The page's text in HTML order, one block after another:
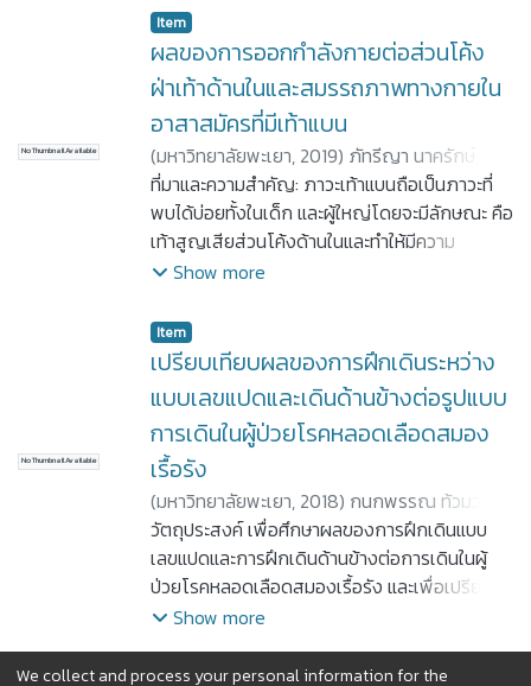
อุปกรณ์ “StepUP” อยู่ในระดับสูงมาก โดยมีค่า
ICC อยู่ระหว่าง 0.91 - 0.95 พบค่าชี้วัดการ
เปลี่ยนแปลงน้อยที่สุดของการประเมินทดสอบยก
ขาสูงสลับกันสองนาทีเท่ากับ 5.68 - 7.62 ครั้ง
สรุปผล: การทดสอบยกขาสูงสลับกันสองนาทีด้วย
อุปกรณ์ “StepUP” ในอาสาสมัครสุขภาพดีช่วง
อายุ 19 - 25 ปี เป็นการวัดที่มีความน่าเชื่อถือในการ
ประเมินซ้ำ
ทิศทาง (Multi directional reach test; MDRT)
ผลการศึกษาพบว่า กลุ่มผู้สูงอายุที่มีภาวะน้ำหนัก
เกิน และกลุ่มผู้สูงอายุที่มีภาวะอ้วน มีความสามารถ
ในการทรงตัวด้วยการเอื้อมมือทั้ง 4 ทิศทางลดลง
อย่างมีนัยสำคัญทางสถิติเมื่อเปรียบเทียบกับกลุ่ม
ผู้สูงอายุที่มีภาวะน้ำหนักตัวปกติ (p<0.05) ดังนั้น
จึงสรุปได้ว่าผู้สูงอายุที่มีภาวะอ้วน และผู้สูงอายุที่มี
ภาวะน้ำหนักเกิน มีความเสี่ยงต่อการหกล้ม
มากกว่าผู้สูงอายุที่มีภาวะน้ำหนักตัวปกติ
ความเครียดและความวิตกกังวลได้ ปัจจุบันเทียน
หอมไขถั่วเหลืองเป็นที่นิยมอย่างมากและเป็นทาง
เลือกใหม่ในการดูแลสุขภาพโดยเฉพาะการสร้าง
ความรู้สึกผ่อนคลาย การศึกษาครั้งนี้มี
วัตถุประสงค์ เพื่อศึกษาผลของเทียนหอมไขถั่ว
เหลืองกลิ่นลาเวนเดอร์ต่อเวลาปฏิกิริยาในนิสิต
กายภาพบำบัดที่มีความเครียด อาสาสมัครอายุ
20-24 ปี มีคะแนนความเครียดระดับปานกลางถึง
เครียดมากที่สุดจากแบบประเมินความเครียด ST-5
จำนวน 20 คน ถูกแบ่งออกเป็น 2 กลุ่มโดยวิธีการ
กลุ่มควบคุม (ไม่ดมเทียนหอม) จำนวน 10 คน
ตัวแปรที่ศึกษา ได้แก่ ความดันโลหิต อัตราการเต้น
ของหัวใจและเวลาปฏิกิริยา ทำการประเมินตัวแปรที่
ศึกษา 3 ครั้ง คือ ขณะก่อนทดลอง หลังวิ่งลู่วิ่ง
ไฟฟ้าและหลังการทดลอง ผลการศึกษาพบว่า หลัง
การทดลองไม่มีความแตกต่างอย่างมีนัยสำคัญ
ทางสถิติระหว่างกลุ่มทดลอง และกลุ่มควบคุมในทุก
ตัวแปรที่ศึกษา สรุปได้ว่าการสูดดมเทียนหอมไขถั่ว
เหลืองกลิ่นลาเวนเดอร์เป็นเวลา 15 นาที ไม่มีผล
ช่วยลดความเครียดและเพิ่มเวลาปฏิกิริยาในนิสิต
กายภาพบำบัด
No Thumbnail Available
Item
ผลของการออกกำลังกายต่อส่วนโค้ง
ฝ่าเท้าด้านในและสมรรถภาพทางกายใน
อาสาสมัครที่มีเท้าแบน
(มหาวิทยาลัยพะเยา, 2019) ภัทรีญา นาครักษ์
ติยา เจริญรูป;วาสิตา นิ่มพริก
ที่มาและความสำคัญ: ภาวะเท้าแบนถือเป็นภาวะที่
พบได้บ่อยทั้งในเด็ก และผู้ใหญ่โดยจะมีลักษณะ คือ
เท้าสูญเสียส่วนโค้งด้านในและทำให้มีความ
สามารถในการทรงท่าลดลง วัตถุประสงค์: เพื่อ
เท้าแบนในการเพิ่มส่วนโค้งฝ่าเท้าด้านใน การทรง
ท่า และผลต่อสมรรถภาพทางกาย วิธีการศึกษา:
อาสาสมัคร จำนวน 30 คน ช่วงอายุ 18-25 ปี ที่มี
ภาวะเท้าแบนจากการทดสอบ Navicular drop
test (NDT) โดยอาสาสมัครจะถูกสุ่มเพื่อแบ่งออก
เป็นสองกลุ่ม ได้แก่ กลุ่มที่ได้รับโปรแกรมการออก
กำลังกาย (n=15) โดยออกกำลังกายในท่า Short
foot exercise, Towel curl exercise และ Tibial
posterior exercise จำนวน 4 รอบ ทั้งหมด 40
ครั้ง 5 วันต่อสัปดาห์ เป็นเวลาทั้งหมด 5 สัปดาห์
ขณะที่กลุ่มควบคุมได้รับความรู้เบื้องต้นในการดูแล
ส่วนโค้งของฝ่าเท้าโดยการทดสอบ Navicular
Show more
No Thumbnail Available
Item
เปรียบเทียบผลของการฝึกเดินระหว่าง
แบบเลขแปดและเดินด้านข้างต่อรูปแบบ
การเดินในผู้ป่วยโรคหลอดเลือดสมอง
เรื้อรัง
(มหาวิทยาลัยพะเยา, 2018) กนกพรรณ ท้วมวงษ์
ประภารัตน์ พันธุลี;สุทธินี เกื้อกูล
วัตถุประสงค์ เพื่อศึกษาผลของการฝึกเดินแบบ
เลขแปดและการฝึกเดินด้านข้างต่อการเดินในผู้
ป่วยโรคหลอดเลือดสมองเรื้อรัง และเพื่อเปรียบ
เทียบผลของการฝึกเดินแบบเลขแปดกับการฝึก
ต่อการเดินมากกว่าในผู้ป่วยโรคหลอดเลือดสมอง
Show more
« 1(current)
2 3 4 5 ... 39 »
We collect and process your personal information for the